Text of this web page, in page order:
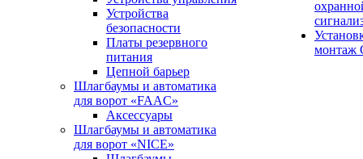
Устройства
безопасности
Платы резервного
питания
Цепной барьер
Шлагбаумы и автоматика
для ворот «FAAC»
Аксессуары
Шлагбаумы и автоматика
для ворот «NICE»
монтаж